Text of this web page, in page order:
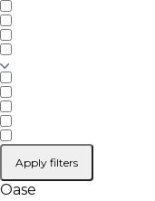
Apply filters
Oase